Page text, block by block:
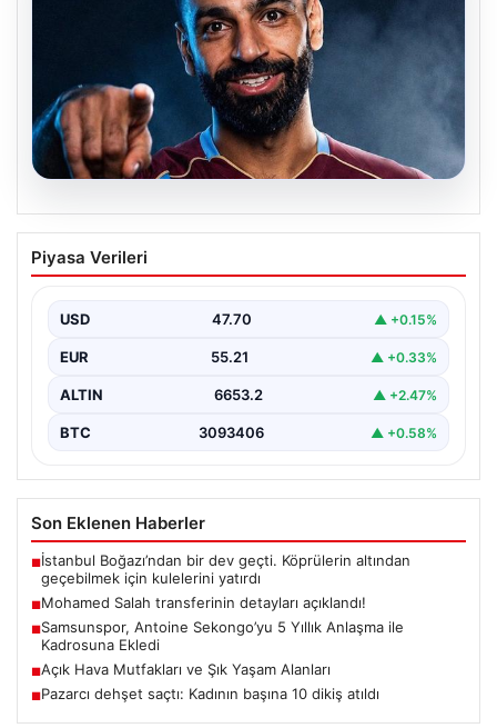
05.08.2026
Mohamed Salah transferinin detayları
açıklandı!
Piyasa Verileri
USD 47.70 ▲ +0.15%
EUR 55.21 ▲ +0.33%
ALTIN 6653.2 ▲ +2.47%
BTC 3093406 ▲ +0.58%
Son Eklenen Haberler
■İstanbul Boğazı’ndan bir dev geçti. Köprülerin altından
geçebilmek için kulelerini yatırdı
■Mohamed Salah transferinin detayları açıklandı!
■Samsunspor, Antoine Sekongo’yu 5 Yıllık Anlaşma ile
Kadrosuna Ekledi
■Açık Hava Mutfakları ve Şık Yaşam Alanları
■Pazarcı dehşet saçtı: Kadının başına 10 dikiş atıldı